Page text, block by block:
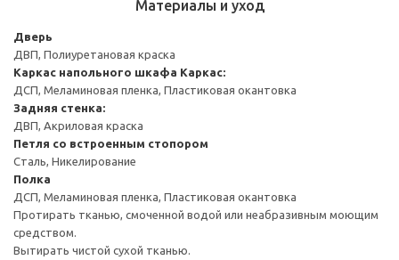
Материалы и уход
Дверь
ДВП, Полиуретановая краска
Каркас напольного шкафа Каркас:
ДСП, Меламиновая пленка, Пластиковая окантовка
Задняя стенка:
ДВП, Акриловая краска
Петля со встроенным стопором
Сталь, Никелирование
Полка
ДСП, Меламиновая пленка, Пластиковая окантовка
Протирать тканью, смоченной водой или неабразивным моющим
средством.
Вытирать чистой сухой тканью.